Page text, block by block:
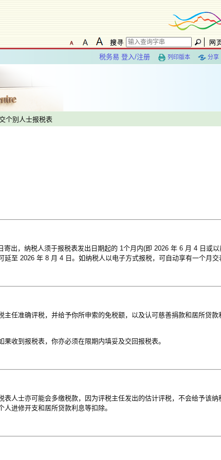
分享
列印版本
税务易 登入/注册
个别人士报税表
出，纳税人须于报税表发出日期起的 1个月内(即 2026 年 6 月 4 日或以
至 2026 年 8 月 4 日。如纳税人以电子方式报税，可自动享有一个月交
任准确评税，并给予你所申索的免税额，以及认可慈善捐款和居所贷款
收到报税表，你亦必须在限期内填妥及交回报税表。
人士亦可能会多缴税款，因为评税主任发出的估计评税，不会给予该纳
进修开支和居所贷款利息等扣除。